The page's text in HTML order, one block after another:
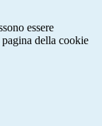
essere
della cookie